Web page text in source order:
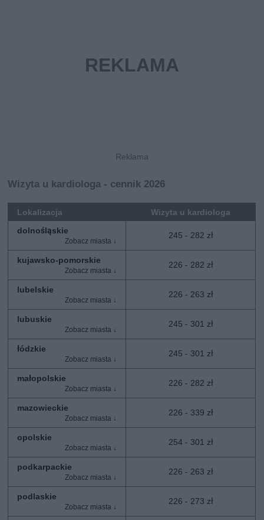
Wizyta u kardiologa - cennik 2026
Lokalizacja
Wizyta u kardiologa
dolnośląskie
245 - 282 zł
kujawsko-pomorskie 226 - 282 zł
lubelskie 226 - 263 zł
lubuskie 245 - 301 zł
łódzkie 245 - 301 zł
małopolskie 226 - 282 zł
mazowieckie 226 - 339 zł
opolskie 254 - 301 zł
podkarpackie 226 - 263 zł
podlaskie 226 - 273 zł